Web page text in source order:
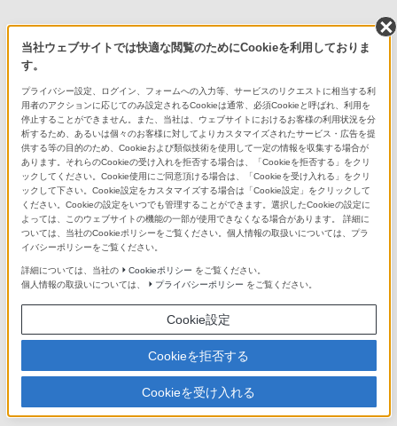
ソニーストア
ソニーの直営店「ソニーストア」では、オリジナル商品、長期保証な
ど豊富なサービスや特典をご提供しています。
ソニーストアお買い物情報
キャンペーン・オリジナル商品
現在実施中のさまざまなキャンペーンや、販売中のオリジナル商
品をご紹介します。
特典・サービス
長期保証や商品の設置サービス、また、購入金額に応じた各種ご
優待など、豊富なサービスと特典をご紹介します。
店舗のご案内
銀座・札幌・名古屋・大阪・福岡天神 の全国5拠点でお待ちして
います。
当社ウェブサイトでは快適な閲覧のためにCookieを利用しておりま
す。
プライバシー設定、ログイン、フォームへの入力等、サービスのリクエストに相当する利
用者のアクションに応じてのみ設定されるCookieは通常、必須Cookieと呼ばれ、利用を
停止することができません。また、当社は、ウェブサイトにおけるお客様の利用状況を分
析するため、あるいは個々のお客様に対してよりカスタマイズされたサービス・広告を提
供する等の目的のため、Cookieおよび類似技術を使用して一定の情報を収集する場合が
あります。それらのCookieの受け入れを拒否する場合は、「Cookieを拒否する」をクリ
ックしてください。Cookie使用にご同意頂ける場合は、「Cookieを受け入れる」をクリ
ックして下さい。Cookie設定をカスタマイズする場合は「Cookie設定」をクリックして
ください。Cookieの設定をいつでも管理することができます。選択したCookieの設定に
よっては、このウェブサイトの機能の一部が使用できなくなる場合があります。 詳細に
ついては、当社のCookieポリシーをご覧ください。個人情報の取扱いについては、プラ
イバシーポリシーをご覧ください。
詳細については、当社の Cookieポリシー をご覧ください。
個人情報の取扱いについては、
プライバシーポリシー をご覧ください。
Cookie設定
Cookieを拒否する
Cookieを受け入れる